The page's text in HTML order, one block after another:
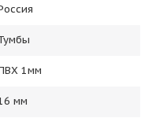
1мм
мм